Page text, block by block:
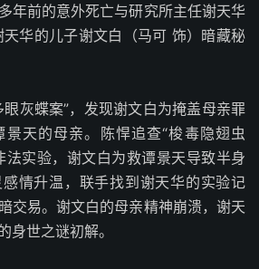
年前的意外死亡与研究所主任谢天华
天华的儿子谢文白（马可 饰）暗藏秘
灰蝶案”，发现谢文白为掩盖母亲罪
天的母亲。陈悍追查“梭毒隐翅虫
法实验，谢文白为救谭景天导致半身
情升温，联手找到谢天华的实验记
交易。谢文白的母亲精神崩溃，谢天
身世之谜初解。